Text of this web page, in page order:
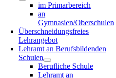
im Primarbereich
an
Gymnasien/Oberschulen
Überschneidungsfreies
Lehrangebot
Lehramt an Berufsbildenden
Schulen
Berufliche Schule
Lehramt an